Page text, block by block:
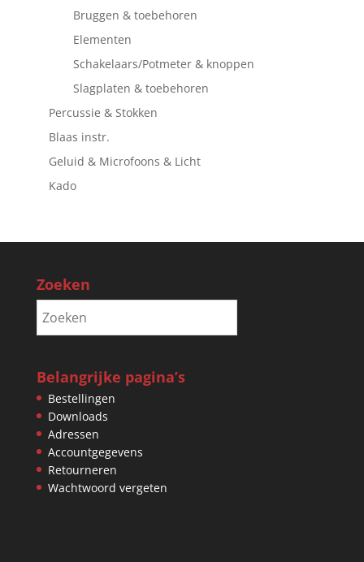
Bruggen & toebehoren
Elementen
Schakelaars/Potmeter & knoppen
Slagplaten & toebehoren
Percussie & Stokken
Blaas instr.
Geluid & Microfoons & Licht
Kado
Zoeken
Belangrijke pagina’s
Bestellingen
Downloads
Adressen
Accountgegevens
Retourneren
Wachtwoord vergeten